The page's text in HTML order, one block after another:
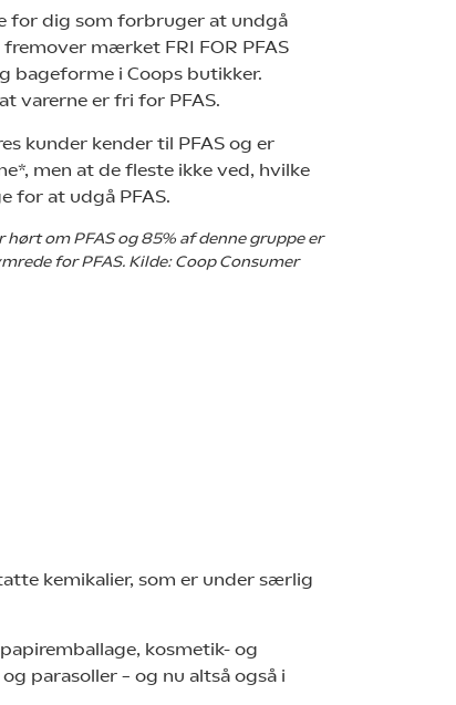
for dig som forbruger at undgå
mærket FRI FOR PFAS
bageforme i Coops butikker.
varerne er fri for PFAS.
kunder kender til PFAS og er
men at de fleste ikke ved, hvilke
for at udgå PFAS.
hørt om PFAS og 85% af denne gruppe er
for PFAS. Kilde: Coop Consumer
kemikalier, som er under særlig
kosmetik- og
parasoller – og nu altså også i